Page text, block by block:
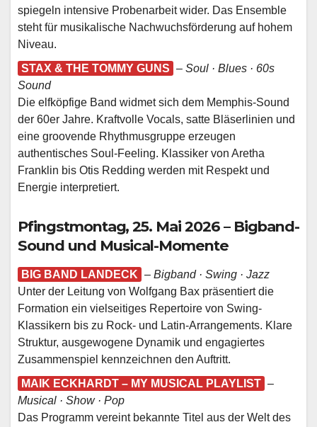
spiegeln intensive Probenarbeit wider. Das Ensemble
steht für musikalische Nachwuchsförderung auf hohem
Niveau.
STAX & THE TOMMY GUNS – Soul · Blues · 60s
Sound
Die elfköpfige Band widmet sich dem Memphis-Sound
der 60er Jahre. Kraftvolle Vocals, satte Bläserlinien und
eine groovende Rhythmusgruppe erzeugen
authentisches Soul-Feeling. Klassiker von Aretha
Franklin bis Otis Redding werden mit Respekt und
Energie interpretiert.
Pfingstmontag, 25. Mai 2026 – Bigband-
Sound und Musical-Momente
BIG BAND LANDECK – Bigband · Swing · Jazz
Unter der Leitung von Wolfgang Bax präsentiert die
Formation ein vielseitiges Repertoire von Swing-
Klassikern bis zu Rock- und Latin-Arrangements. Klare
Struktur, ausgewogene Dynamik und engagiertes
Zusammenspiel kennzeichnen den Auftritt.
MAIK ECKHARDT – MY MUSICAL PLAYLIST –
Musical · Show · Pop
Das Programm vereint bekannte Titel aus der Welt des